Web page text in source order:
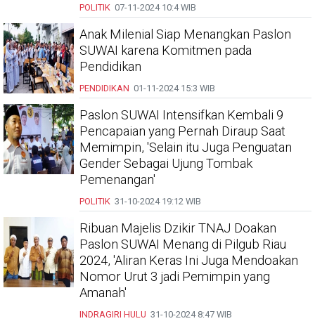
POLITIK 07-11-202410:4 WIB
Anak Milenial Siap Menangkan Paslon
SUWAI karena Komitmen pada
Pendidikan
PENDIDIKAN 01-11-202415:3 WIB
Paslon SUWAI Intensifkan Kembali 9
Pencapaian yang Pernah Diraup Saat
Memimpin, 'Selain itu Juga Penguatan
Gender Sebagai Ujung Tombak
Pemenangan'
POLITIK 31-10-202419:12 WIB
Ribuan Majelis Dzikir TNAJ Doakan
Paslon SUWAI Menang di Pilgub Riau
2024, 'Aliran Keras Ini Juga Mendoakan
Nomor Urut 3 jadi Pemimpin yang
Amanah'
INDRAGIRI HULU 31-10-20248:47 WIB